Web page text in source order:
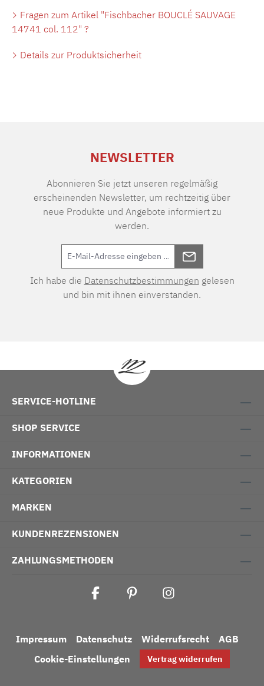
Fragen zum Artikel "Fischbacher BOUCLÉ SAUVAGE
14741 col. 112" ?
Details zur Produktsicherheit
NEWSLETTER
Abonnieren Sie jetzt unseren regelmäßig
erscheinenden Newsletter, um rechtzeitig über
neue Produkte und Angebote informiert zu
werden.
Ich habe die Datenschutzbestimmungen gelesen
und bin mit ihnen einverstanden.
SERVICE-HOTLINE
SHOP SERVICE
INFORMATIONEN
KATEGORIEN
MARKEN
KUNDENREZENSIONEN
ZAHLUNGSMETHODEN
Impressum Datenschutz Widerrufsrecht
AGB
Cookie-Einstellungen
Vertrag widerrufen